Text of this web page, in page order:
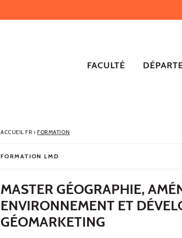
FACULTÉ
ACCUEIL FR› FORMATION
FORMATION LMD
MASTER GÉOGRAPHIE,
ENVIRONNEMENT ET
GÉOMARKETING